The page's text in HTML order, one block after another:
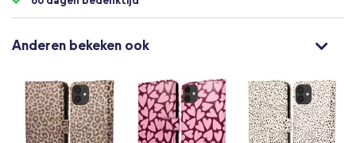
Anderen bekeken ook